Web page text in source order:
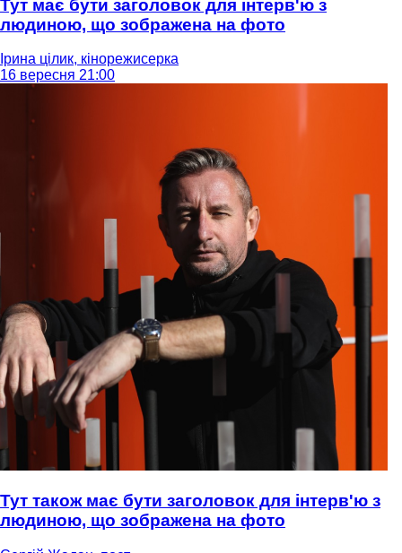
Тут має бути заголовок для інтерв'ю з
людиною, що зображена на фото
Ірина цілик, кінорежисерка
16 вересня 21:00
Тут також має бути заголовок для інтерв'ю з
людиною, що зображена на фото